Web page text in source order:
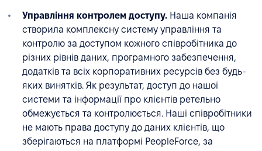
Управління контролем доступу. Наша компанія
створила комплексну систему управління та
контролю за доступом кожного співробітника до
різних рівнів даних, програмного забезпечення,
додатків та всіх корпоративних ресурсів без будь-
яких винятків. Як результат, доступ до нашої
системи та інформації про клієнтів ретельно
обмежується та контролюється. Наші співробітники
не мають права доступу до даних клієнтів, що
зберігаються на платформі PeopleForce, за